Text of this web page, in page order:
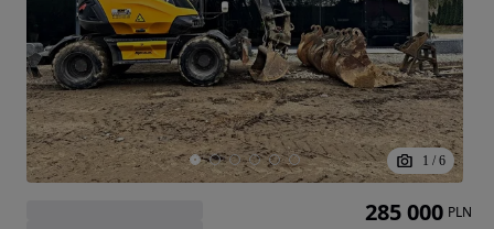
1 / 6
285 000 PLN